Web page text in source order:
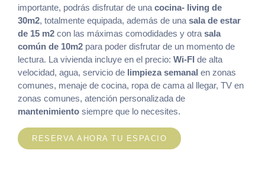
importante, podrás disfrutar de una cocina- living de
30m2, totalmente equipada, además de una sala de estar
de 15 m2 con las máximas comodidades y otra sala
común de 10m2 para poder disfrutar de un momento de
lectura. La vivienda incluye en el precio: Wi-FI de alta
velocidad, agua, servicio de limpieza semanal en zonas
comunes, menaje de cocina, ropa de cama al llegar, TV en
zonas comunes, atención personalizada de
mantenimiento siempre que lo necesites.
RESERVA AHORA TU ESPACIO